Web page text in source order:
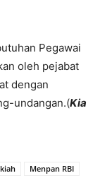
Pegawai
oleh pejabat
dengan
undangan.(Kia
Menpan RBI